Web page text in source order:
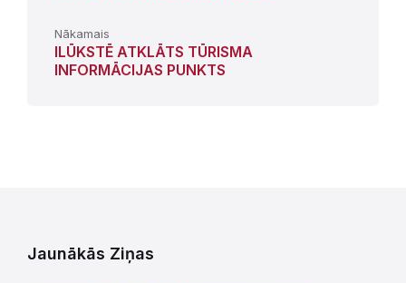
Nākamais
ILŪKSTĒ ATKLĀTS TŪRISMA
INFORMĀCIJAS PUNKTS
Jaunākās Ziņas